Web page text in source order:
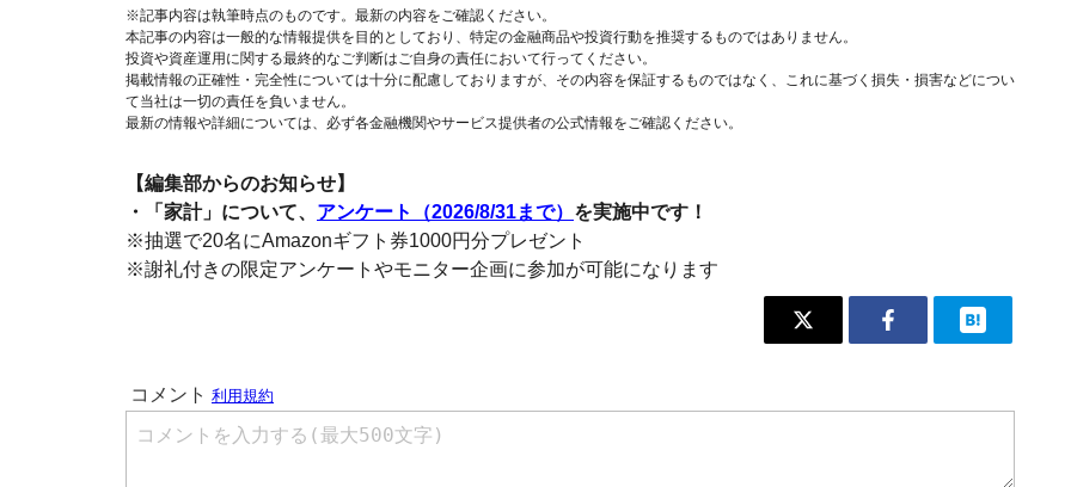
※記事内容は執筆時点のものです。最新の内容をご確認ください。
本記事の内容は一般的な情報提供を目的としており、特定の金融商品や投資行動を推奨するものではありません。
投資や資産運用に関する最終的なご判断はご自身の責任において行ってください。
掲載情報の正確性・完全性については十分に配慮しておりますが、その内容を保証するものではなく、これに基づく損失・損害などについ
て当社は一切の責任を負いません。
最新の情報や詳細については、必ず各金融機関やサービス提供者の公式情報をご確認ください。
【編集部からのお知らせ】
・「家計」について、 アンケート（2026/8/31まで） を実施中です！
※抽選で20名にAmazonギフト券1000円分プレゼント
※謝礼付きの限定アンケートやモニター企画に参加が可能になります